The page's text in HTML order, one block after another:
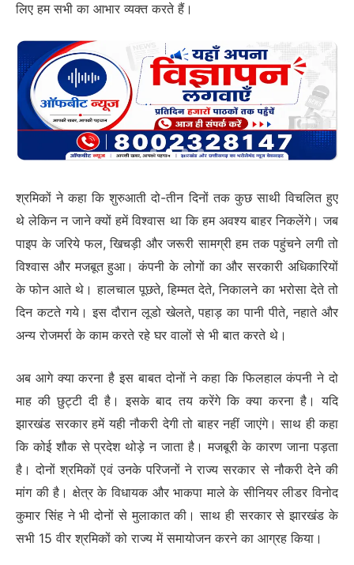
लिए हम सभी का आभार व्यक्त करते हैं।
श्रमिकों ने कहा कि शुरुआती दो-तीन दिनों तक कुछ साथी विचलित हुए
थे लेकिन न जाने क्यों हमें विश्वास था कि हम अवश्य बाहर निकलेंगे। जब
पाइप के जरिये फल, खिचड़ी और जरूरी सामग्री हम तक पहुंचने लगी तो
विश्वास और मजबूत हुआ। कंपनी के लोगों का और सरकारी अधिकारियों
के फोन आते थे। हालचाल पूछते, हिम्मत देते, निकालने का भरोसा देते तो
दिन कटते गये। इस दौरान लूडो खेलते, पहाड़ का पानी पीते, नहाते और
अन्य रोजमर्रा के काम करते रहे घर वालों से भी बात करते थे।
अब आगे क्या करना है इस बाबत दोनों ने कहा कि फिलहाल कंपनी ने दो
माह की छुट्टी दी है। इसके बाद तय करेंगे कि क्या करना है। यदि
झारखंड सरकार हमें यही नौकरी देगी तो बाहर नहीं जाएंगे। साथ ही कहा
कि कोई शौक से प्रदेश थोड़े न जाता है। मजबूरी के कारण जाना पड़ता
है। दोनों श्रमिकों एवं उनके परिजनों ने राज्य सरकार से नौकरी देने की
मांग की है। क्षेत्र के विधायक और भाकपा माले के सीनियर लीडर विनोद
कुमार सिंह ने भी दोनों से मुलाकात की। साथ ही सरकार से झारखंड के
सभी 15 वीर श्रमिकों को राज्य में समायोजन करने का आग्रह किया।